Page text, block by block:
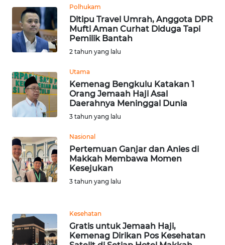
Polhukam
Ditipu Travel Umrah, Anggota DPR
Mufti Aman Curhat Diduga Tapi
Pemilik Bantah
2 tahun yang lalu
Utama
Kemenag Bengkulu Katakan 1
Orang Jemaah Haji Asal
Daerahnya Meninggal Dunia
3 tahun yang lalu
Nasional
Pertemuan Ganjar dan Anies di
Makkah Membawa Momen
Kesejukan
3 tahun yang lalu
Kesehatan
Gratis untuk Jemaah Haji,
Kemenag Dirikan Pos Kesehatan
WN
SUMUT
JAKARTA
WN
JABAR
WN
BANTEN
WN
WN
KEPRI